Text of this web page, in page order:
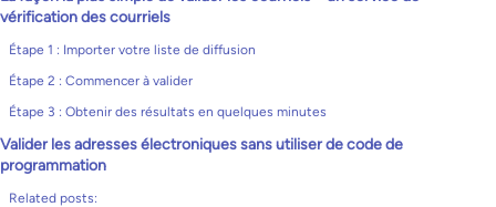
vérification des courriels
Étape 1 : Importer votre liste de diffusion
Étape 2 : Commencer à valider
Étape 3 : Obtenir des résultats en quelques minutes
Valider les adresses électroniques sans utiliser de code de
programmation
Related posts: